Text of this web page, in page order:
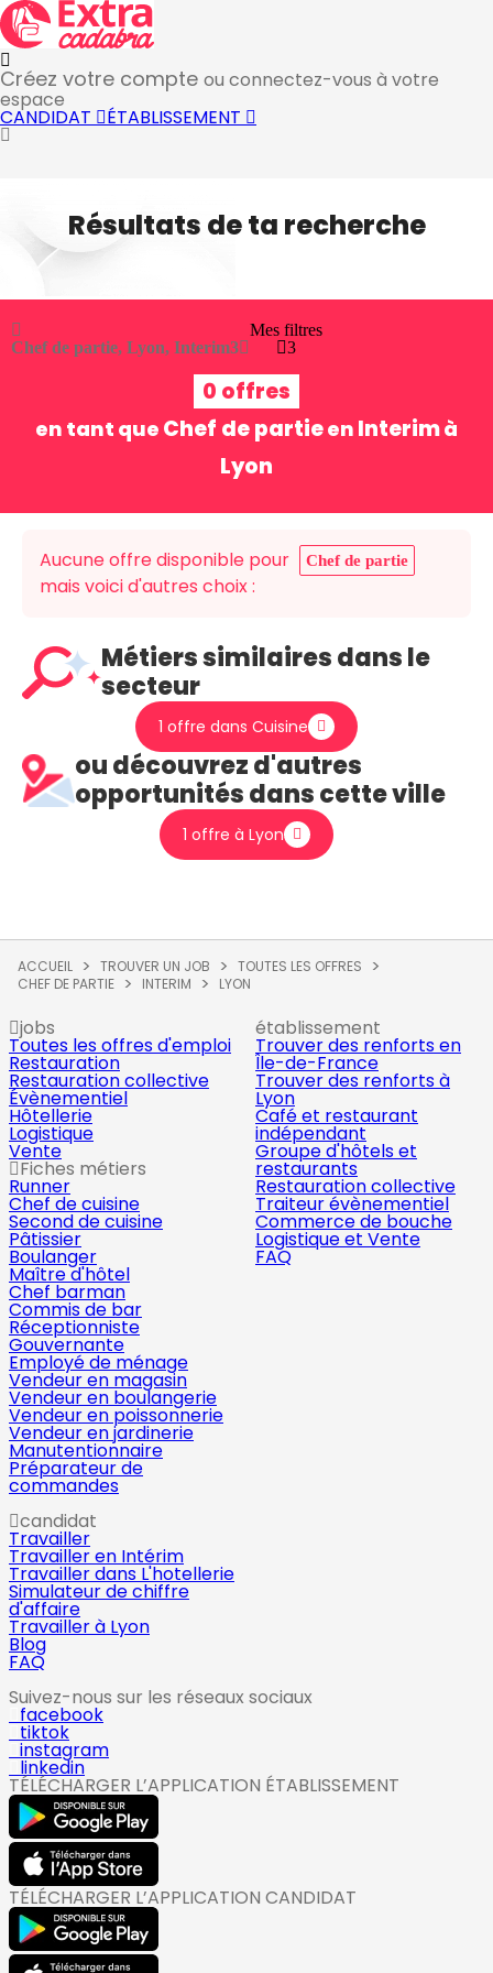
Créez votre compte ou connectez-vous à votre
espace
CANDIDAT ÉTABLISSEMENT
Résultats de ta recherche
Chef de partie, Lyon, Interim3
Mes filtres
3
0 offres
en tant que Chef de partieen Interimà
Lyon
Aucune offre disponible pour Chef de partie
mais voici d'autres choix :
Métiers similaires dans le
secteur
1 offre dans Cuisine
ou découvrez d'autres
opportunités dans cette ville
1 offre à Lyon
ACCUEIL TROUVER UN JOB
TOUTES LES OFFRES
CHEF DE PARTIE
INTERIM LYON
jobs
Toutes les offres d'emploi
Restauration
Restauration collective
Évènementiel
Hôtellerie
Logistique
Vente
Fiches métiers
Runner
Chef de cuisine
Second de cuisine
Pâtissier
Boulanger
Maître d'hôtel
Chef barman
Commis de bar
Réceptionniste
Gouvernante
Employé de ménage
Vendeur en magasin
Vendeur en boulangerie
Vendeur en poissonnerie
Vendeur en jardinerie
Manutentionnaire
Préparateur de
commandes
établissement
Trouver des renforts en
Île-de-France
Trouver des renforts à
Lyon
Café et restaurant
indépendant
Groupe d'hôtels et
restaurants
Restauration collective
Traiteur évènementiel
Commerce de bouche
Logistique et Vente
FAQ
candidat
Travailler
Travailler en Intérim
Travailler dans L'hotellerie
Simulateur de chiffre
d'affaire
Travailler à Lyon
Blog
FAQ
Suivez-nous sur les réseaux sociaux
facebook
tiktok
instagram
linkedin
TÉLÉCHARGER L’APPLICATION ÉTABLISSEMENT
TÉLÉCHARGER L’APPLICATION CANDIDAT